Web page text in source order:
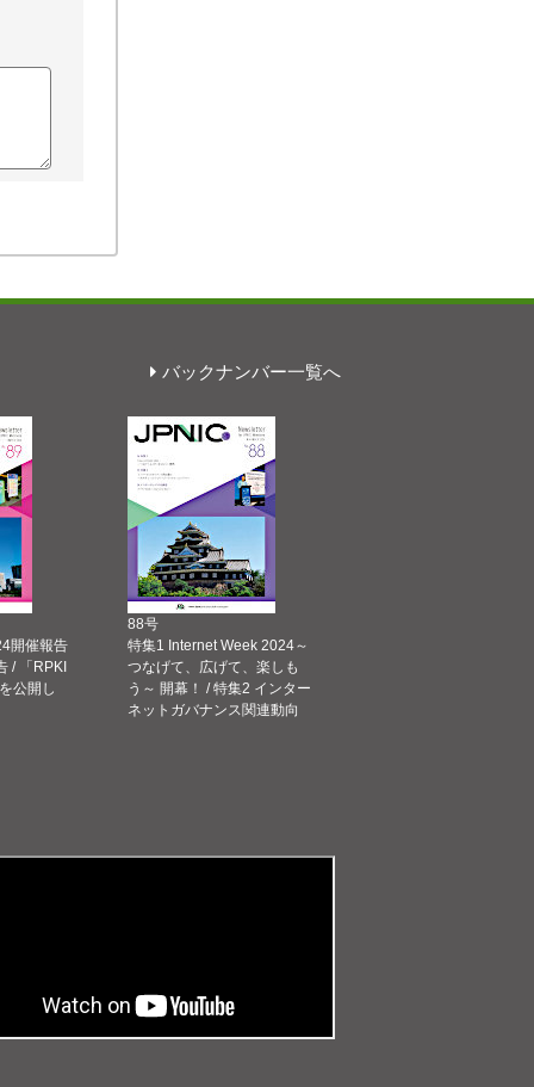
バックナンバー一覧へ
開催報告
/ 「RPKI
公開し
88号
特集1 Internet Week 2024～
つなげて、広げて、楽しも
う～ 開幕！ / 特集2 インター
ネットガバナンス関連動向